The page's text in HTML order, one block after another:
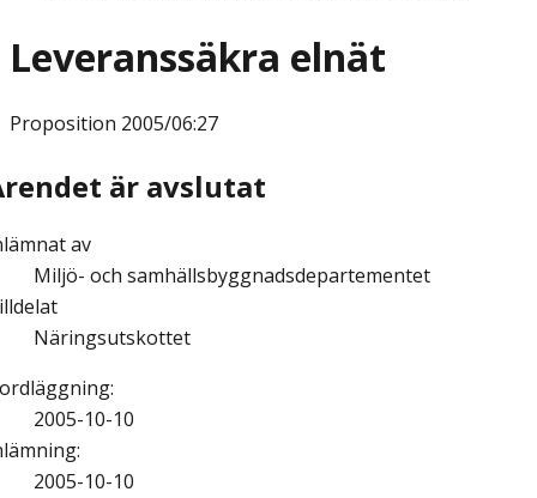
Leveranssäkra elnät
Proposition 2005/06:27
är avslutat
av
Miljö- och samhällsbyggnadsdepartementet
Näringsutskottet
:
2005-10-10
:
2005-10-10